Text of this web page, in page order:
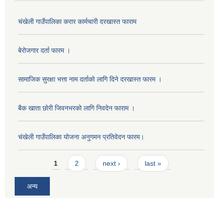
चंखेली गाउँपालिका करार कार्मचारी दरखास्त फाराम
बेराेजगार दर्ता फारम ।
सामाजिक सुरक्षा भत्ता नाम दर्ताकाे लागि दिने दरखास्त फारम ।
बैक खाता छाेरी जिवनभरकाे लागि निवदेन फाराम ।
चंखेली गाउँपालिका योजना अनुगमन प्रतिवेदन फारम।
Pages1 2 next › last »
अन्य